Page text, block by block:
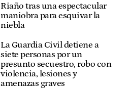
Riaño tras una espectacular
maniobra para esquivar la
niebla
La Guardia Civil detiene a
siete personas por un
presunto secuestro, robo con
violencia, lesiones y
amenazas graves